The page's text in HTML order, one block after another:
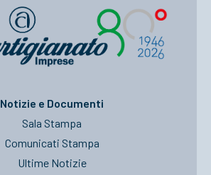
Notizie e Documenti
Sala Stampa
Comunicati Stampa
Ultime Notizie